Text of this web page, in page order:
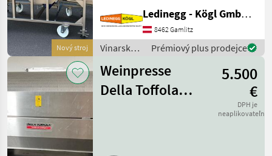
Nový stroj
Leistungsfähigkeit und
praxisgerechte Ausstattung.
Mit seiner flexiblen
Bauweise und der
Vibrationsaustr
Ledinegg - Kögl GmbH - Obst- und Weinbautechnik
8462 Gamlitz
Vinarské
Scharfenberger
Prémiový plus prodejce
Weinpresse
Della Toffola
5.500
€
DPH je
neaplikovateľné